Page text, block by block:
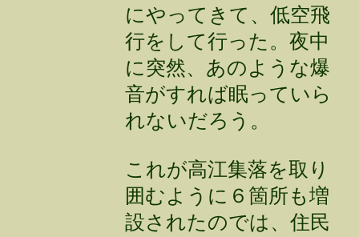
にやってきて、低空飛
行をして行った。夜中
に突然、あのような爆
音がすれば眠っていら
れないだろう。
これが高江集落を取り
囲むように６箇所も増
設されたのでは、住民